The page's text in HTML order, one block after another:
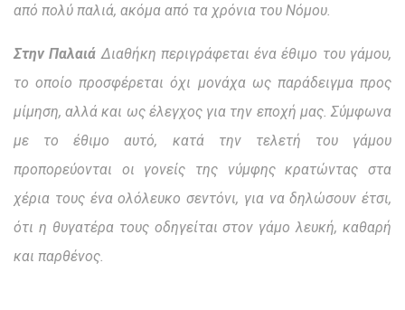
από πολύ παλιά, ακόμα από τα χρόνια του Νόμου.
Στην Παλαιά Διαθήκη περιγράφεται ένα έθιμο του γάμου,
το οποίο προσφέρεται όχι μονάχα ως παράδειγμα προς
μίμηση, αλλά και ως έλεγχος για την εποχή μας. Σύμφωνα
με το έθιμο αυτό, κατά την τελετή του γάμου
προπορεύονται οι γονείς της νύμφης κρατώντας στα
χέρια τους ένα ολόλευκο σεντόνι, για να δηλώσουν έτσι,
ότι η θυγατέρα τους οδηγείται στον γάμο λευκή, καθαρή
και παρθένος.